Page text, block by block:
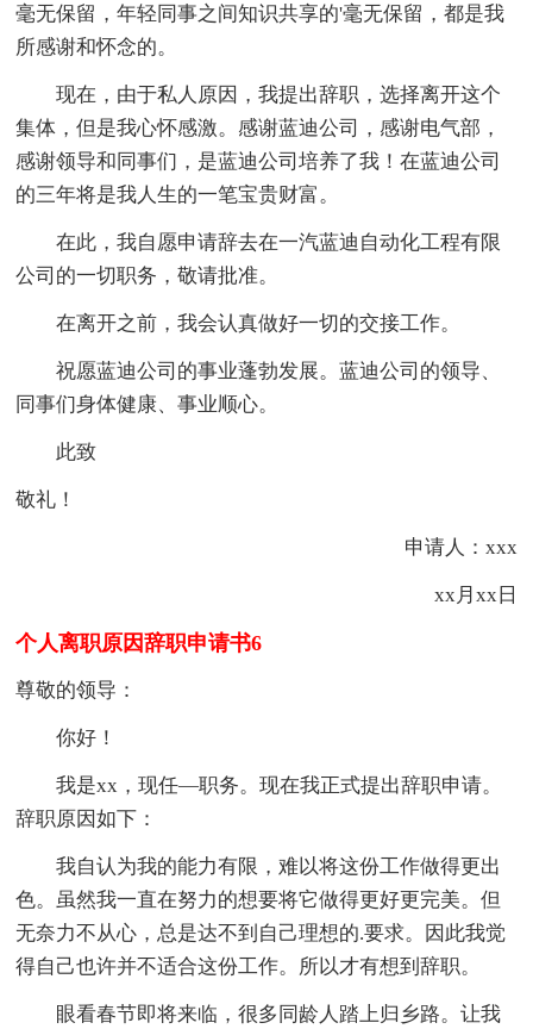
毫无保留，年轻同事之间知识共享的'毫无保留，都是我
所感谢和怀念的。
现在，由于私人原因，我提出辞职，选择离开这个
集体，但是我心怀感激。感谢蓝迪公司，感谢电气部，
感谢领导和同事们，是蓝迪公司培养了我！在蓝迪公司
的三年将是我人生的一笔宝贵财富。
在此，我自愿申请辞去在一汽蓝迪自动化工程有限
公司的一切职务，敬请批准。
在离开之前，我会认真做好一切的交接工作。
祝愿蓝迪公司的事业蓬勃发展。蓝迪公司的领导、
同事们身体健康、事业顺心。
此致
敬礼！
申请人：xxx
xx月xx日
个人离职原因辞职申请书6
尊敬的领导：
你好！
我是xx，现任—职务。现在我正式提出辞职申请。
辞职原因如下：
我自认为我的能力有限，难以将这份工作做得更出
色。虽然我一直在努力的想要将它做得更好更完美。但
无奈力不从心，总是达不到自己理想的.要求。因此我觉
得自己也许并不适合这份工作。所以才有想到辞职。
眼看春节即将来临，很多同龄人踏上归乡路。让我